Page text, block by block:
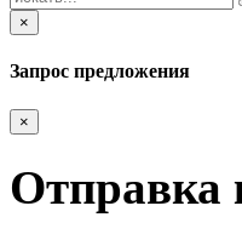
×
Запрос предложения
×
Отправка